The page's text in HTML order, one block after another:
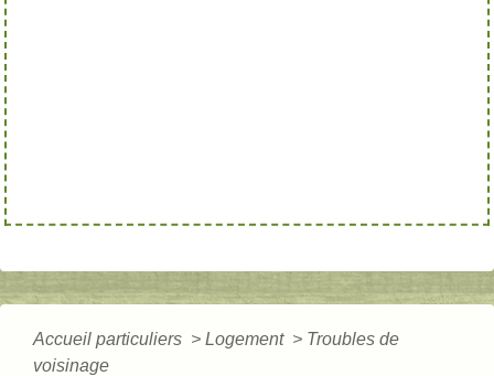
Accueil particuliers > Logement > Troubles de
voisinage